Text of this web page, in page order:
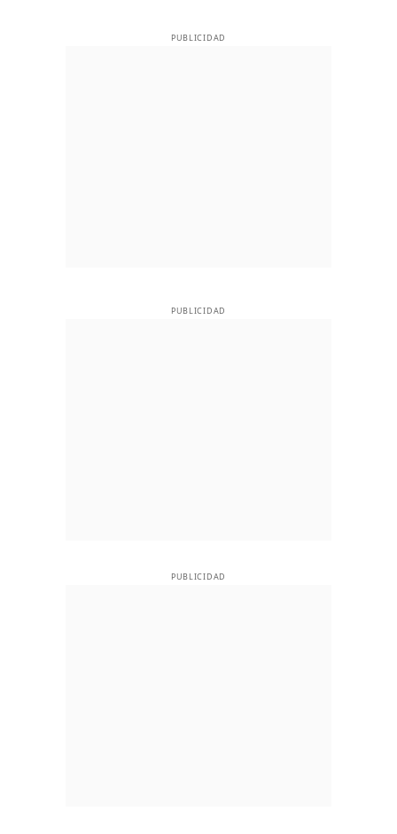
PUBLICIDAD
PUBLICIDAD
PUBLICIDAD